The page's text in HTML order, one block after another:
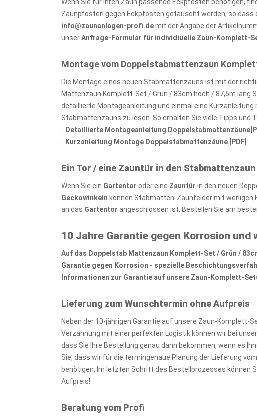
Wenn Sie für Ihren Zaun passende Eckpfosten benötigen,
Zaunpfosten gegen Eckpfosten getauscht werden, so
info@zaunanlagen-profi.demit der Angabe der
unserAnfrage-Formular für individiuelle Zaun-Komplett-
Montage vom Doppelstabmattenzaun
Die Montage eines neuen Stabmattenzauns ist mit der
Mattenzaun Komplett-Set / Grün / 83cm hoch / 87,5m lang
detaillierte Montageanleitung und einmal eine
Stabmattenzauns zu lesen. So erhalten Sie viele Tipps und
- Detaillierte Montageanleitung
- Kurzanleitung Montage Doppelstabmattenzäune [PDF]
Ein Tor / eine Zauntür in den
Wenn Sie ein Gartentor oder eine Zauntür in den neuen
Geckowinkeln können Stabmatten-Zaunfelder mit wenigen
an das Gartentor angeschlossen ist. Bestellen Sie am
10 Jahre Garantie gegen Korrosion
Auf das Doppelstab Mattenzaun Komplett-Set / Grün /
Garantie gegen Korrosion - spezielle
Informationen zur Garantie auf unsere Zaun-Komplett-
Lieferung zum Wunschtermin ohne Aufpreis
Neben der 10-jährigen Garantie auf unsere Zaun-Komplett-
Verzahnung mit einer perfekten Logistik können wir bei
dass Sie Ihre Bestellung genau dann bekommen, wenn es
Sie, dass wir für die termingenaue Planung der Lieferung
benötigen. Im letzten Schritt des Bestellprozesses können
Aufpreis!
Beratung vom Profi